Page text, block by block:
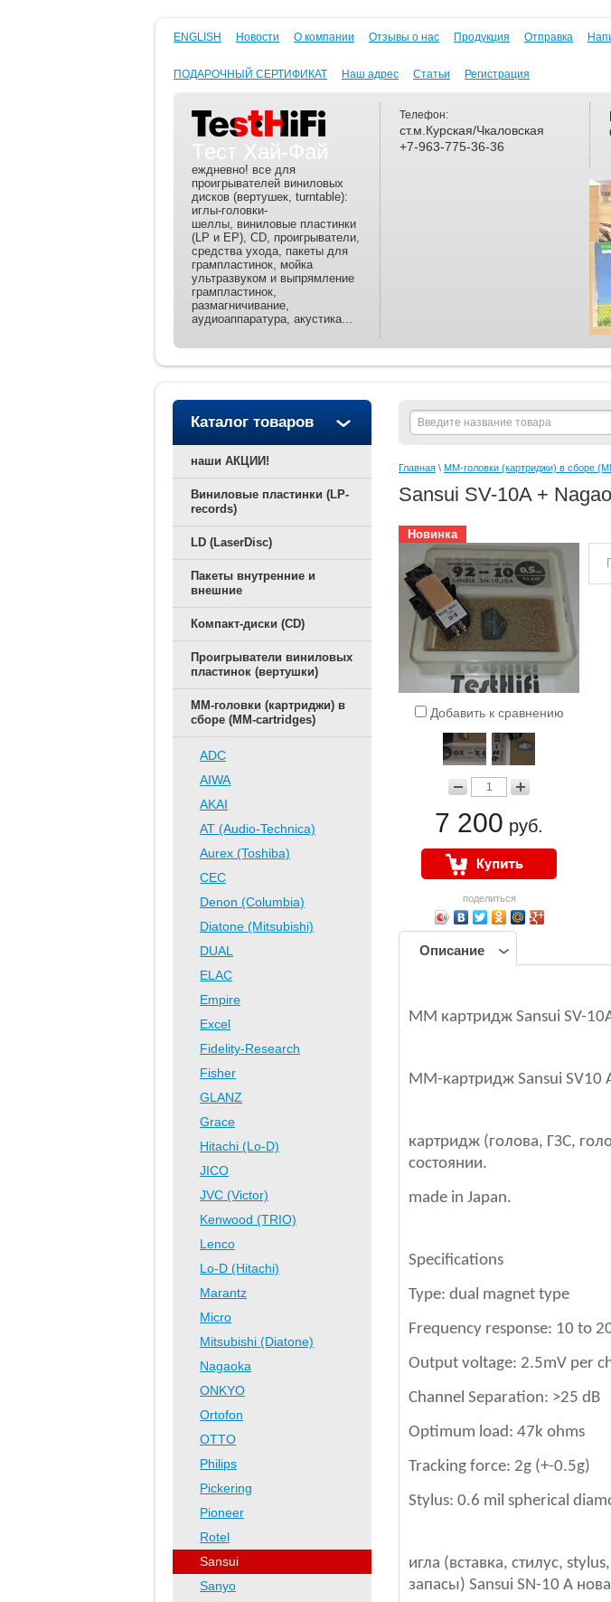
ENGLISH Новости О компании Отзывы о нас Продукция Отправка
ПОДАРОЧНЫЙ СЕРТИФИКАТ Наш адрес Статьи Регистрация
Тест Хай-Фай
еждневно! все для
проигрывателей виниловых
дисков (вертушек, turntable):
иглы-головки-
шеллы, виниловые пластинки
(LP и EP), CD, проигрыватели,
средства ухода, пакеты для
грампластинок, мойка
ультразвуком и выпрямление
грампластинок,
размагничивание,
аудиоаппаратура, акустика...
Телефон:
ст.м.Курская/Чкаловская
+7-963-775-36-36
Каталог товаров
наши АКЦИИ!
Виниловые пластинки (LP-
records)
LD (LaserDisc)
Пакеты внутренние и
внешние
Компакт-диски (CD)
Проигрыватели виниловых
пластинок (вертушки)
ММ-головки (картриджи) в
сборе (MM-cartridges)
ADC
AIWA
AKAI
AT (Audio-Technica)
Aurex (Toshiba)
CEC
Denon (Columbia)
Diatone (Mitsubishi)
DUAL
ELAC
Empire
Excel
Fidelity-Research
Fisher
GLANZ
Grace
Hitachi (Lo-D)
JICO
JVC (Victor)
Kenwood (TRIO)
Lenco
Lo-D (Hitachi)
Marantz
Micro
Mitsubishi (Diatone)
Nagaoka
ONKYO
Ortofon
OTTO
Philips
Pickering
Pioneer
Rotel
Sansui
Sanyo
Главная \ ММ-головки (картриджи) в сборе
Sansui SV-10A +
Новинка
Добавить к сравнению
7 200 руб.
поделиться
Описание
ММ картридж Sansui SV-
ММ-картридж Sansui SV10
картридж (голова, ГЗС,
состоянии.
made in Japan.
Specifications
Type: dual magnet type
Frequency response: 10 to
Output voltage: 2.5mV per
Channel Separation: >25 dB
Optimum load: 47k ohms
Tracking force: 2g (+-0.5g)
Stylus: 0.6 mil spherical
игла (вставка, стилус,
запасы) Sansui SN-10 A